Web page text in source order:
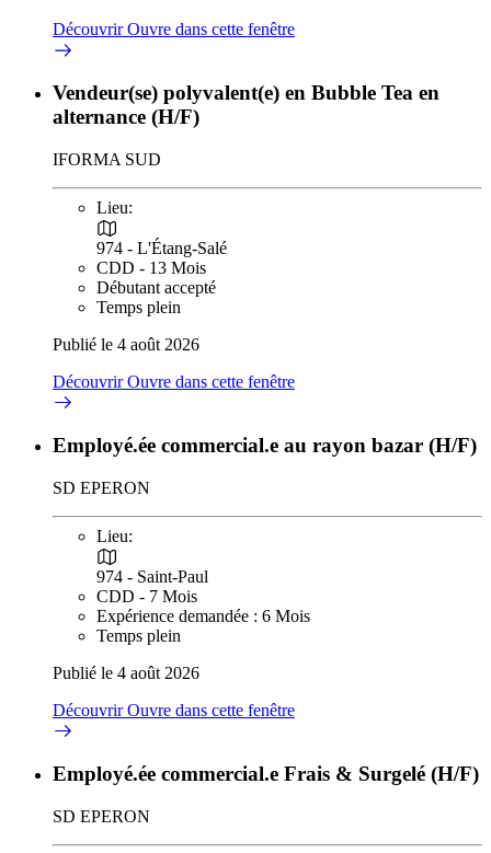
DécouvrirOuvre dans cette fenêtre
Vendeur(se) polyvalent(e) en Bubble Tea en
alternance (H/F)
IFORMA SUD
Lieu:
974 - L'Étang-Salé
CDD - 13 Mois
Débutant accepté
Temps plein
Publié le 4 août 2026
DécouvrirOuvre dans cette fenêtre
Employé.ée commercial.e au rayon bazar (H/F)
SD EPERON
Lieu:
974 - Saint-Paul
CDD - 7 Mois
Expérience demandée : 6 Mois
Temps plein
Publié le 4 août 2026
DécouvrirOuvre dans cette fenêtre
Employé.ée commercial.e Frais & Surgelé (H/F)
SD EPERON